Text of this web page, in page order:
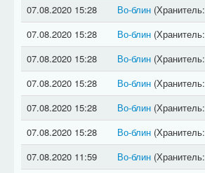
07.08.2020 15:28
Во-блин(Хранитель:
07.08.2020 15:28
Во-блин(Хранитель:
07.08.2020 15:28
Во-блин(Хранитель:
07.08.2020 15:28
Во-блин(Хранитель:
07.08.2020 15:28
Во-блин(Хранитель:
07.08.2020 15:28
Во-блин(Хранитель:
07.08.2020 11:59
Во-блин(Хранитель: